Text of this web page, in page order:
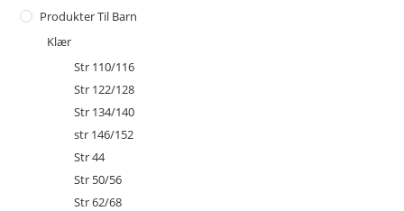
Produkter Til Barn
Klær
Str 110/116
Str 122/128
Str 134/140
str 146/152
Str 44
Str 50/56
Str 62/68